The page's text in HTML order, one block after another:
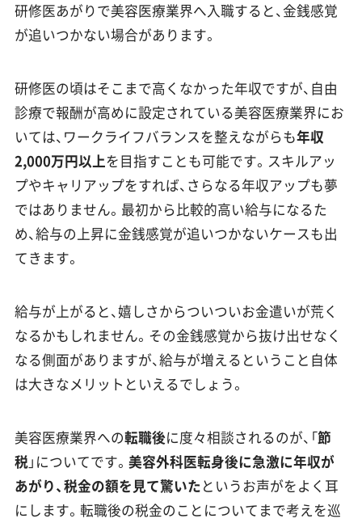
研修医あがりで美容医療業界へ入職すると、金銭感覚
が追いつかない場合があります。
研修医の頃はそこまで高くなかった年収ですが、自由
診療で報酬が高めに設定されている美容医療業界にお
いては、ワークライフバランスを整えながらも年収
2,000万円以上を目指すことも可能です。スキルアッ
プやキャリアップをすれば、さらなる年収アップも夢
ではありません。最初から比較的高い給与になるた
め、給与の上昇に金銭感覚が追いつかないケースも出
てきます。
給与が上がると、嬉しさからついついお金遣いが荒く
なるかもしれません。その金銭感覚から抜け出せなく
なる側面がありますが、給与が増えるということ自体
は大きなメリットといえるでしょう。
美容医療業界への転職後に度々相談されるのが、「節
税」についてです。 美容外科医転身後に急激に年収が
あがり、税金の額を見て驚いたというお声がをよく耳
にします。転職後の税金のことについてまで考えを巡